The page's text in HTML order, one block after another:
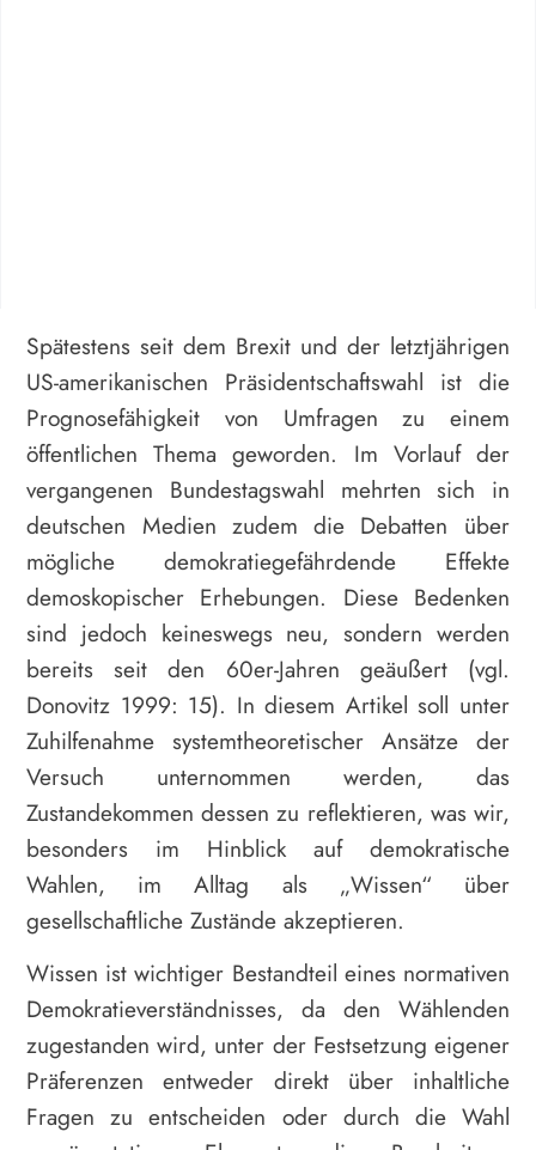
Spätestens seit dem Brexit und der letztjährigen
US-amerikanischen Präsidentschaftswahl ist die
Prognosefähigkeit von Umfragen zu einem
öffentlichen Thema geworden. Im Vorlauf der
vergangenen Bundestagswahl mehrten sich in
deutschen Medien zudem die Debatten über
mögliche demokratiegefährdende Effekte
demoskopischer Erhebungen. Diese Bedenken
sind jedoch keineswegs neu, sondern werden
bereits seit den 60er-Jahren geäußert (vgl.
Donovitz 1999: 15). In diesem Artikel soll unter
Zuhilfenahme systemtheoretischer Ansätze der
Versuch unternommen werden, das
Zustandekommen dessen zu reflektieren, was wir,
besonders im Hinblick auf demokratische
Wahlen, im Alltag als „Wissen“ über
gesellschaftliche Zustände akzeptieren.
Wissen ist wichtiger Bestandteil eines normativen
Demokratieverständnisses, da den Wählenden
zugestanden wird, unter der Festsetzung eigener
Präferenzen entweder direkt über inhaltliche
Fragen zu entscheiden oder durch die Wahl